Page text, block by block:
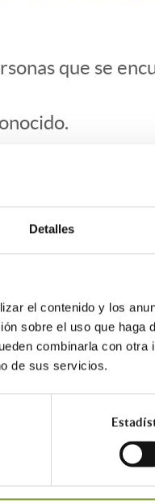
Detalles
el contenido y los
sobre el uso que haga
combinarla con
de sus servicios.
que se
o superior al
en la
con
(adaptación